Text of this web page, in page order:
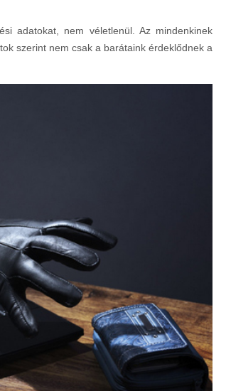
adatokat, nem véletlenül. Az mindenkinek
szerint nem csak a barátaink érdeklődnek a